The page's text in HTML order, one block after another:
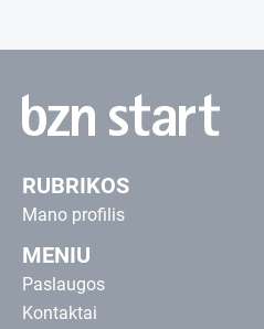
RUBRIKOS
Mano profilis
MENIU
Paslaugos
Kontaktai